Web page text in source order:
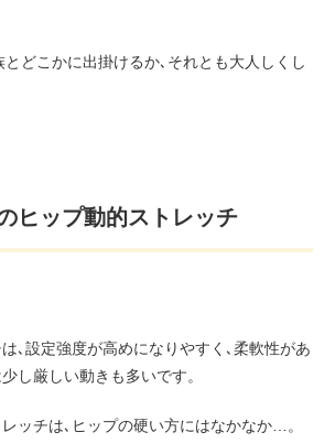
どこかに出掛けるか､それとも大人しくし
ヒップ動的ストレッチ
､設定強度が高めになりやすく､柔軟性があ
し厳しい動きも多いです。
ッチは､ヒップの硬い方にはなかなか…。